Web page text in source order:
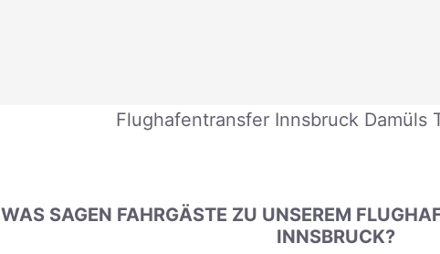
Flughafentransfer Innsbruck Damüls
WAS SAGEN FAHRGÄSTE ZU UNSEREM
INNSBRUCK?